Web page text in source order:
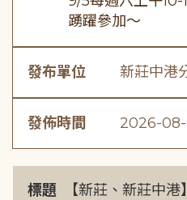
踴躍參加～
發布單位 新莊中港
發佈時間 2026-
標題
【新莊、新莊中